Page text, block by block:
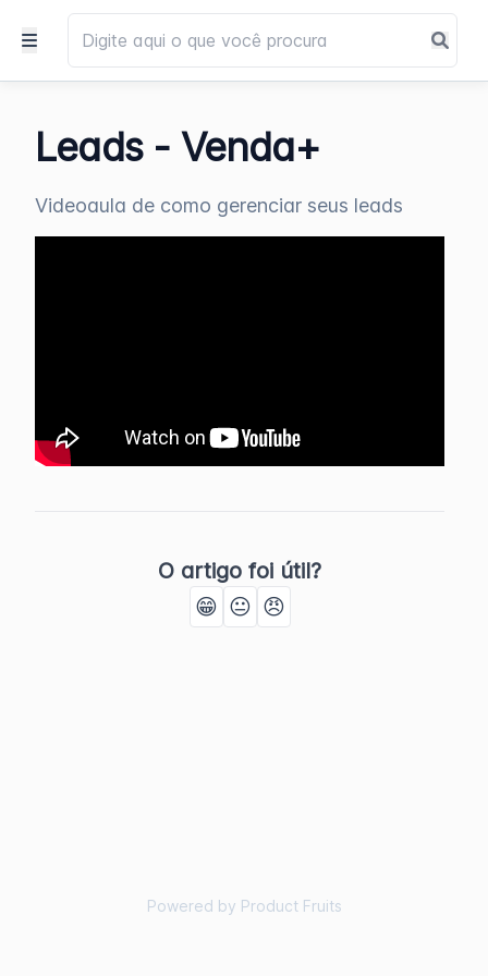
Leads - Venda+
Videoaula de como gerenciar seus leads
O artigo foi útil?
😁 😐 😠
Powered by Product Fruits